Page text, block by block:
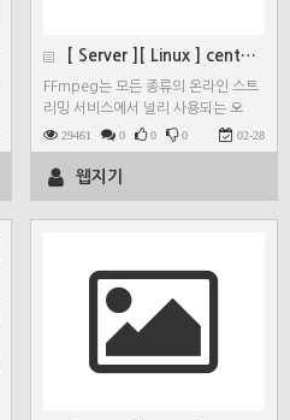
[ Server ][ Linux ] centos7 FF…
FFmpeg는 모든 종류의 온라인 스트
리밍 서비스에서 널리 사용되는 오
디…29461 0 0 0 02-28
웹지기